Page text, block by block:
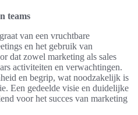
teams
van een vruchtbare
en het gebruik van
dat zowel marketing als sales
activiteiten en verwachtingen.
en begrip, wat noodzakelijk is
Een gedeelde visie en duidelijke
voor het succes van marketing